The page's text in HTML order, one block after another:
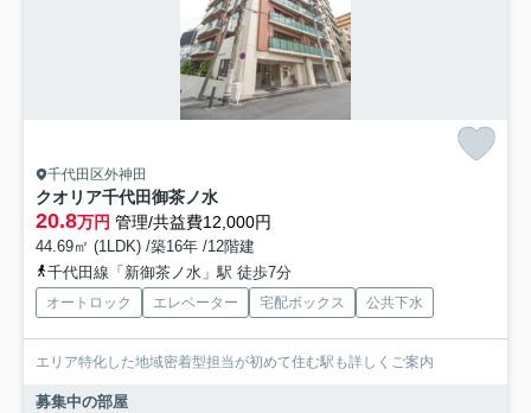
千代田区外神田
クオリア千代田御茶ノ水
20.8万円 管理/共益費12,000円
44.69㎡ (1LDK) /築16年 /12階建
千代田線「新御茶ノ水」駅 徒歩7分
オートロック エレベーター 宅配ボックス 公共下水
エリア特化した地域密着型担当が初めて住む駅も詳しくご案内
募集中の部屋